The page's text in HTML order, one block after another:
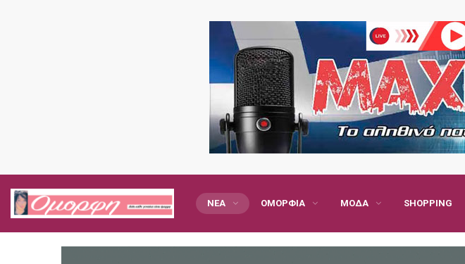
ΝΈΑ ΟΜΟΡΦΙΆ ΜΌΔΑ SHOPPING